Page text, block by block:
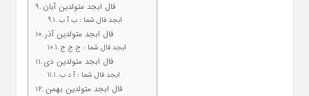
فال ابجد متولدین آبان
ابجد فال شما : ب آ ب
فال ابجد متولدین آذر
ابجد فال شما : ج ج ج
فال ابجد متولدین دی
ابجد فال شما : آ د ب
فال ابجد متولدین بهمن